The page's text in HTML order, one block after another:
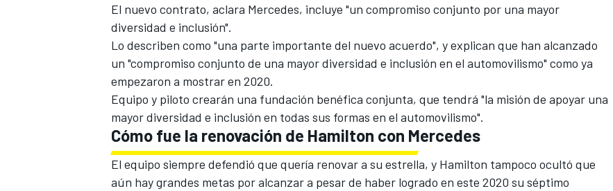
El nuevo contrato, aclara Mercedes, incluye "un compromiso conjunto por una mayor
diversidad e inclusión".
Lo describen como "una parte importante del nuevo acuerdo", y explican que han alcanzado
un "compromiso conjunto de una mayor diversidad e inclusión en el automovilismo" como ya
empezaron a mostrar en 2020.
Equipo y piloto crearán una fundación benéfica conjunta, que tendrá "la misión de apoyar una
mayor diversidad e inclusión en todas sus formas en el automovilismo".
Cómo fue la renovación de Hamilton con Mercedes
El equipo siempre defendió que quería renovar a su estrella, y Hamilton tampoco ocultó que
aún hay grandes metas por alcanzar a pesar de haber logrado en este 2020 su séptimo